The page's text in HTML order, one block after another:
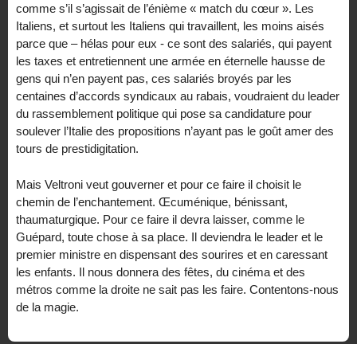
comme s’il s’agissait de l’énième « match du cœur ». Les
Italiens, et surtout les Italiens qui travaillent, les moins aisés
parce que – hélas pour eux - ce sont des salariés, qui payent
les taxes et entretiennent une armée en éternelle hausse de
gens qui n’en payent pas, ces salariés broyés par les
centaines d’accords syndicaux au rabais, voudraient du leader
du rassemblement politique qui pose sa candidature pour
soulever l’Italie des propositions n’ayant pas le goût amer des
tours de prestidigitation.
Mais Veltroni veut gouverner et pour ce faire il choisit le
chemin de l’enchantement. Œcuménique, bénissant,
thaumaturgique. Pour ce faire il devra laisser, comme le
Guépard, toute chose à sa place. Il deviendra le leader et le
premier ministre en dispensant des sourires et en caressant
les enfants. Il nous donnera des fêtes, du cinéma et des
métros comme la droite ne sait pas les faire. Contentons-nous
de la magie.